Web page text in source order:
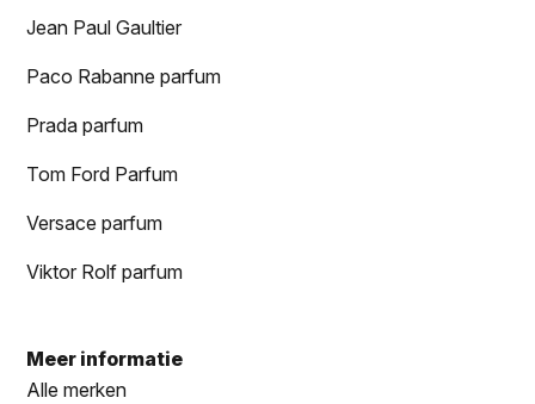
Jean Paul Gaultier
Paco Rabanne parfum
Prada parfum
Tom Ford Parfum
Versace parfum
Viktor Rolf parfum
Meer informatie
Alle merken